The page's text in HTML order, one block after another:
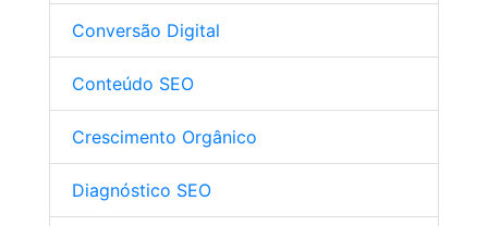
Conversão Digital
Conteúdo SEO
Crescimento Orgânico
Diagnóstico SEO